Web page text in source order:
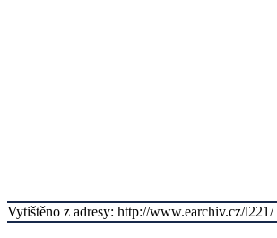
Vytištěno z adresy: http://www.earchiv.cz/l221/